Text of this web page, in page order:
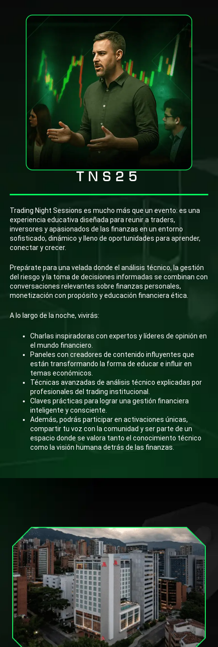
TNS25
Trading Night Sessions es mucho más que un evento: es una
experiencia educativa diseñada para reunir a traders,
inversores y apasionados de las finanzas en un entorno
sofisticado, dinámico y lleno de oportunidades para aprender,
conectar y crecer.
Prepárate para una velada donde el análisis técnico, la gestión
del riesgo y la toma de decisiones informadas se combinan con
conversaciones relevantes sobre finanzas personales,
monetización con propósito y educación financiera ética.
A lo largo de la noche, vivirás:
Charlas inspiradoras con expertos y líderes de opinión en
el mundo financiero.
Paneles con creadores de contenido influyentes que
están transformando la forma de educar e influir en
temas económicos.
Técnicas avanzadas de análisis técnico explicadas por
profesionales del trading institucional.
Claves prácticas para lograr una gestión financiera
inteligente y consciente.
Además, podrás participar en activaciones únicas,
compartir tu voz con la comunidad y ser parte de un
espacio donde se valora tanto el conocimiento técnico
como la visión humana detrás de las finanzas.